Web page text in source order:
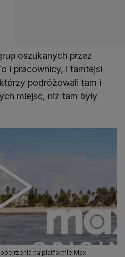
oszukanych przez
i pracownicy, i tamtejsi
podróżowali tam i
miejsc, niż tam były
na platformie Max